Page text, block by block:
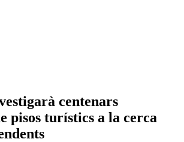
centenars
pisos turístics a la cerca